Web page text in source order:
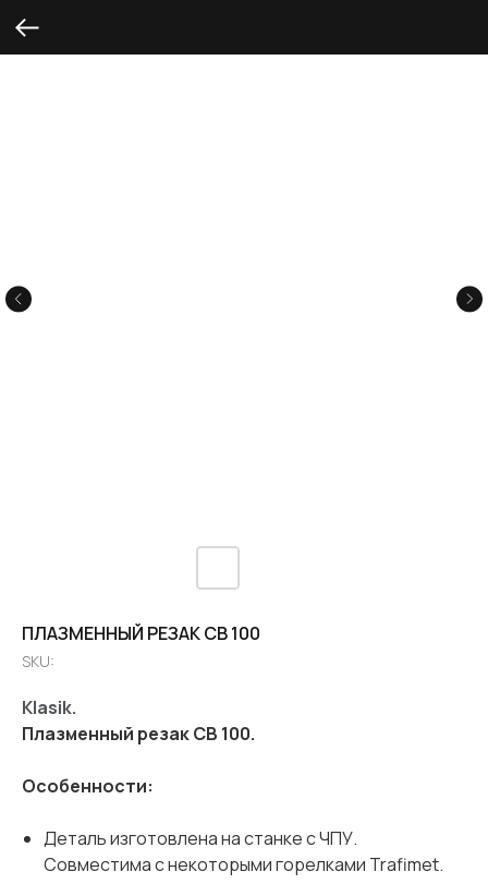
ПЛАЗМЕННЫЙ РЕЗАК CB 100
SKU:
Klasik.
Плазменный резак CB 100.
Особенности:
Деталь изготовлена ​​на станке с ЧПУ.
Совместима с некоторыми горелками Trafimet.